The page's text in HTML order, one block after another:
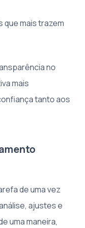
que mais trazem
no
mais
tanto aos
de uma vez
ajustes e
uma maneira,